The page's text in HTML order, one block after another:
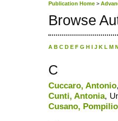
Publication Home >
Browse
A B C D E F G H I J K L M
C
Cuccaro, Antonio
Cunti, Antonia,
Cusano, Pompilio